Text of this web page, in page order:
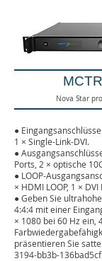
Nova Star
●
1 × Single-Link-DVI.
●
Ports, 2 × optische
● LOOP-
× HDMI LOOP, 1 × DVI
●Geben Sie
4:4:4 mit einer
× 1080 bei 60 Hz ein,
präsentieren Sie
3194-bb3b-